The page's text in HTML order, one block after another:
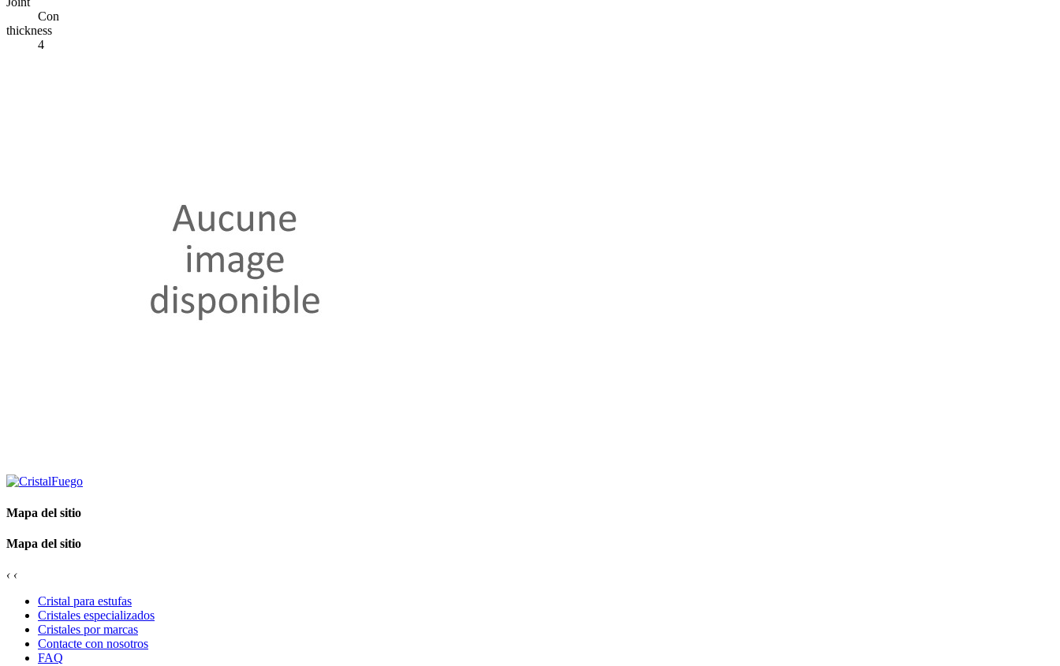
Con
thickness
4
Mapa del sitio
Mapa del sitio
‹ ‹
Cristal para estufas
Cristales especializados
Cristales por marcas
Contacte con nosotros
FAQ